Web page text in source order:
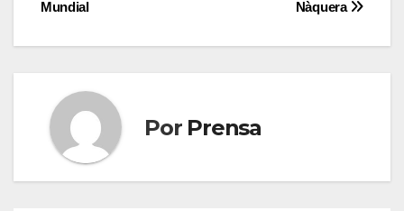
Nàquera
Mundial
Por Prensa